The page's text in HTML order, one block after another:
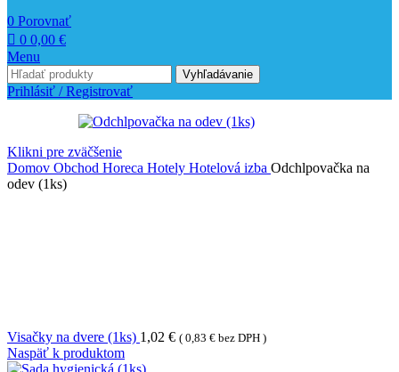
0 Porovnať
0 0,00 €
Menu
Vyhľadávanie
Prihlásiť / Registrovať
Klikni pre zväčšenie
Domov Obchod Horeca Hotely Hotelová izba Odchlpovačka na
odev (1ks)
Visačky na dvere (1ks) 1,02 € ( 0,83 € bez DPH )
Naspäť k produktom